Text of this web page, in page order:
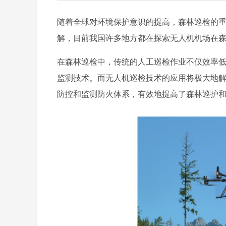
随着全球对环境保护意识的提高，森林巡检的
解，目前我国许多地方都在探索无人机机场在
在森林巡检中，传统的人工巡检作业不仅效率
监测技术。而无人机巡检技术的应用将极大地
防控和监测防火体系，有效地提高了森林巡护